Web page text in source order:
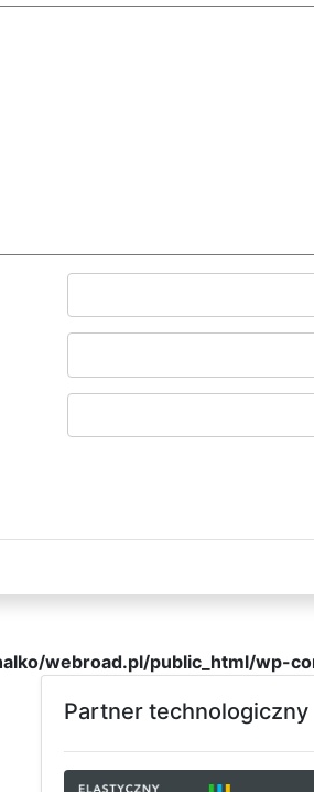
webroad.pl/public_html/wp-
Partner technologiczny